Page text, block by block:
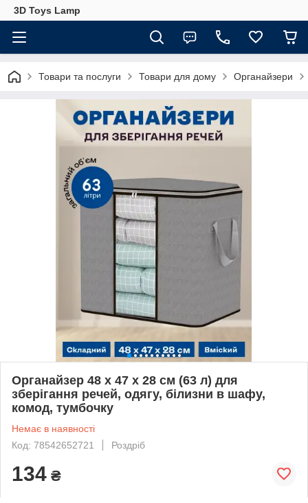
3D Toys Lamp
Товари та послуги Товари для дому Органайзери
Органайзер 48 х 47 х 28 см (63 л) для
зберігання речей, одягу, білизни в шафу,
комод, тумбочку
Немає в наявності
Код: 78542652721
Роздріб
134 ₴